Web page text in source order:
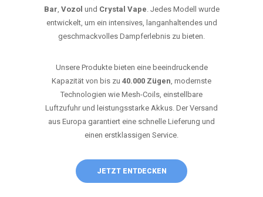
Bar, Vozol und Crystal Vape. Jedes Modell wurde
entwickelt, um ein intensives, langanhaltendes und
geschmackvolles Dampferlebnis zu bieten.
Unsere Produkte bieten eine beeindruckende
Kapazität von bis zu 40.000 Zügen, modernste
Technologien wie Mesh-Coils, einstellbare
Luftzufuhr und leistungsstarke Akkus. Der Versand
aus Europa garantiert eine schnelle Lieferung und
einen erstklassigen Service.
JETZT ENTDECKEN